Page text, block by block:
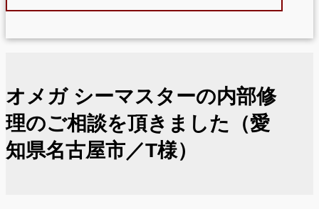
オメガ シーマスターの内部修
理のご相談を頂きました（愛
知県名古屋市／T様）